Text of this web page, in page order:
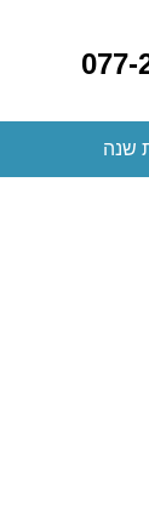
077-
שנה